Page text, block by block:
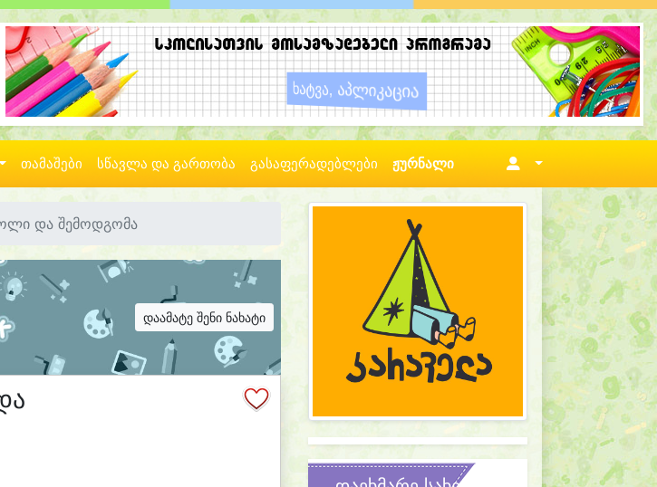
თამაშები სწავლა და გართობა გასაფერადებლები ჟურნალი
და შემოდგომა
დაამატე შენი ნახატი